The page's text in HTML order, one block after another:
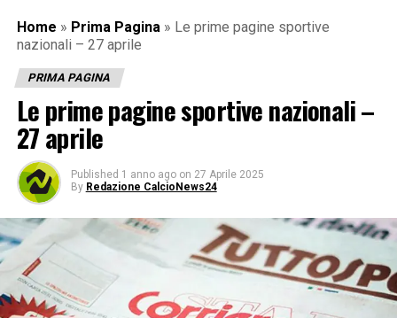
Home » Prima Pagina » Le prime pagine sportive
nazionali – 27 aprile
PRIMA PAGINA
Le prime pagine sportive nazionali –
27 aprile
Published 1 anno ago on 27 Aprile 2025
By Redazione CalcioNews24